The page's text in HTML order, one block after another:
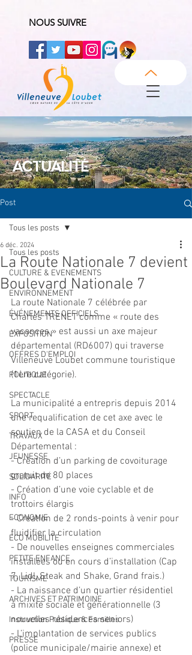
NOUS SUIVRE
ACTUALITÉ
Post
Tous les posts
CULTURE & EVENEMENTS
ENVIRONNEMENT
ÉVÉNEMENTS OFFICIELS
EXPOSITION
OFFRES D'EMPLOI
POLITIQUE
SPECTACLE
SPORT
TRAVAUX
JEUNESSE
SOLIDARITÉ
INFO
ECONOMIE
ECO MOBILITE
PETITE ENFANCE
TOURISME
ARCHIVES ET PATRIMOINE
Instruction Publique & Familles
PRESSE
Tous les posts
La Route Nationale 7 devient
Boulevard Nationale 7
6 déc. 2024
La route Nationale 7 célébrée par
Charles TRENET comme « route des
vacances » est aussi un axe majeur
départemental (RD6007) qui traverse
Villeneuve Loubet commune touristique
(1ère catégorie).
La municipalité a entrepris depuis 2014
une requalification de cet axe avec le
soutien de la CASA et du Conseil
Départemental :
- Création d’un parking de covoiturage
gratuit de 80 places
- Création d’une voie cyclable et de
trottoirs élargis
- Création de 2 ronds-points à venir pour
fluidifier la circulation
- De nouvelles enseignes commerciales
installées ou en cours d’installation (Cap
7, Lidl, Steak and Shake, Grand frais.)
- La naissance d’un quartier résidentiel
à mixité sociale et générationnelle (3
nouvelles résidences seniors)
- L’implantation de services publics
(police municipale/mairie annexe) et